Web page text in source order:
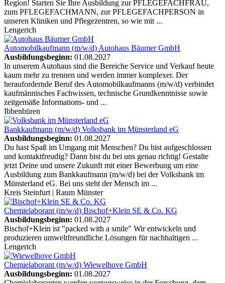
Region! Starten Sie Ihre Ausbildung zur PFLEGEFACHFRAU,
zum PFLEGEFACHMANN, zur PFLEGEFACHPERSON in
unseren Kliniken und Pflegezentren, so wie mit ...
Lengerich
Automobilkaufmann (m/w/d) Autohaus Bäumer GmbH
Ausbildungsbeginn: 01.08.2027
In unserem Autohaus sind die Bereiche Service und Verkauf heute
kaum mehr zu trennen und werden immer komplexer. Der
heraufordernde Beruf des Automobilkaufmanns (m/w/d) verbindet
kaufmännisches Fachwissen, technische Grundkenntnisse sowie
zeitgemäße Informations- und ...
Ibbenbüren
Bankkaufmann (m/w/d) Volksbank im Münsterland eG
Ausbildungsbeginn: 01.08.2027
Du hast Spaß im Umgang mit Menschen? Du bist aufgeschlossen
und kontaktfreudig? Dann bist du bei uns genau richtig! Gestalte
jetzt Deine und unsere Zukunft mit einer Bewerbung um eine
Ausbildung zum Bankkaufmann (m/w/d) bei der Volksbank im
Münsterland eG. Bei uns steht der Mensch im ...
Kreis Steinfurt | Raum Münster
Chemielaborant (m/w/d) Bischof+Klein SE & Co. KG
Ausbildungsbeginn: 01.08.2027
Bischof+Klein ist "packed with a smile" Wir entwickeln und
produzieren umweltfreundliche Lösungen für nachhaltigen ...
Lengerich
Chemielaborant (m/w/d) Wiewelhove GmbH
Ausbildungsbeginn: 01.08.2027